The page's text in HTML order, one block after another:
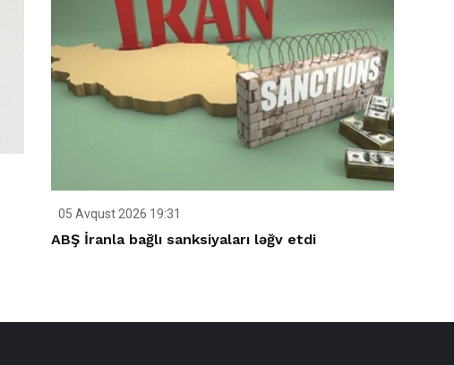
05 Avqust 2026 19:31
ABŞ İranla bağlı sanksiyaları ləğv etdi